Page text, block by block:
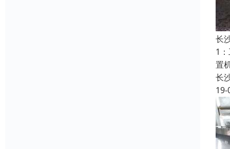
长
1
置
长
19-